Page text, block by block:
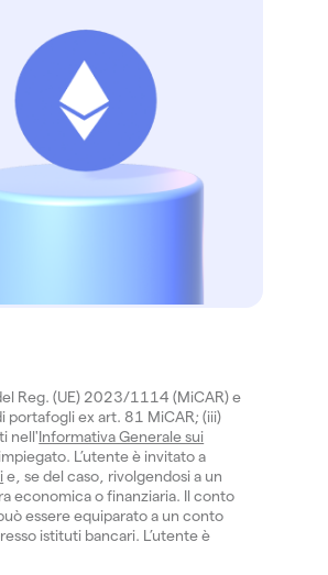
Reg. (UE) 2023/1114 (MiCAR) e
portafogli ex art. 81 MiCAR; (iii)
nell'Informativa Generale sui
L’utente è invitato a
e, se del caso, rivolgendosi a un
economica o finanziaria. Il conto
essere equiparato a un conto
istituti bancari. L’utente è